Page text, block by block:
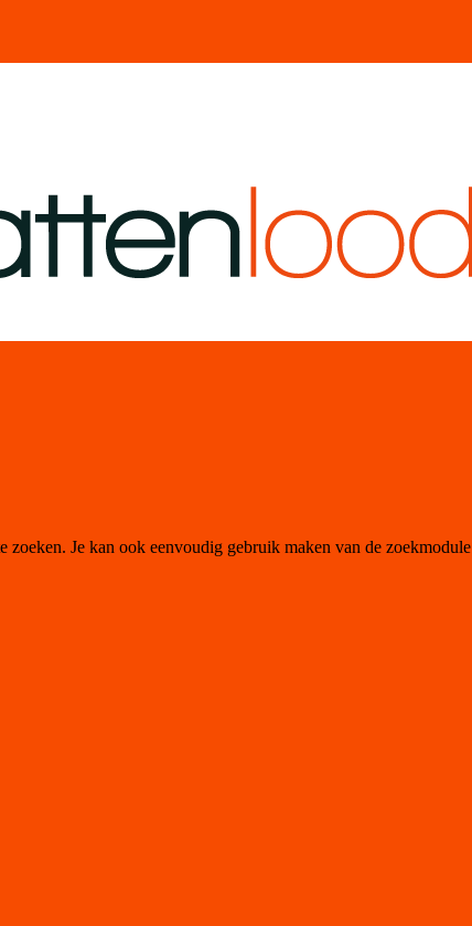
Je kan ook eenvoudig gebruik maken van de